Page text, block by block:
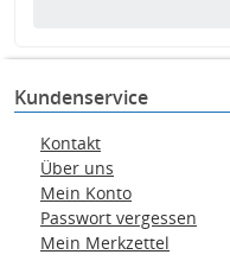
Kundenservice
Kontakt
Über uns
Mein Konto
Passwort vergessen
Mein Merkzettel